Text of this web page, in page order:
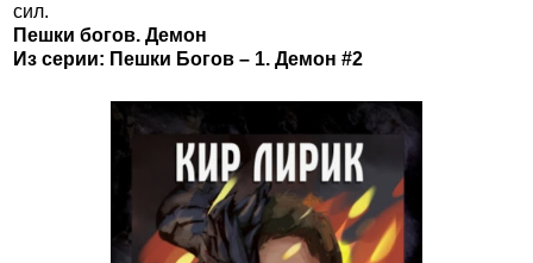
сил.
Пешки богов. Демон
Из серии: Пешки Богов – 1. Демон #2